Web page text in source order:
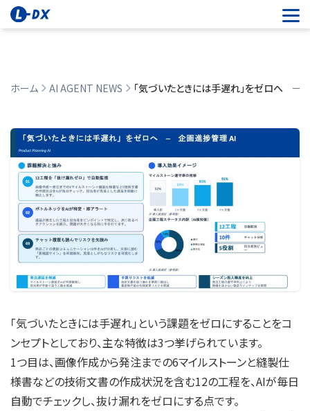
ホーム AI AGENT NEWS 「気づいたときには手遅れ」をゼロへ
「気づいたときには手遅れ」をゼロへ
2026.06.15
「気づいたときには手遅れ」という課題をゼロにすることをコ
ンセプトとしており、主な特徴は3つ挙げられています。
1つ目は、画像作成から発注までの6マイルストーンと縫製仕
様書などの技術文書の作成状況を含む12の工程を、AIが毎日
自動でチェックし、抜け漏れをゼロにする点です。